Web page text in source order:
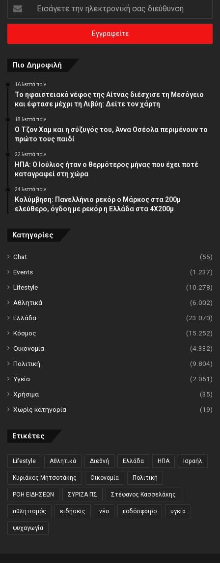
την
ηλεκτρονική
διεύθυνση
Πιο Δημοφιλή
16 λεπτά πρίν
Το ηφαιστειακό νέφος της Αίτνας διέσχισε τη Μεσόγειο
και έφτασε μέχρι τη Λιβύη: Δείτε τον χάρτη
18 λεπτά πρίν
Ο Τζον Χαμ και η σύζυγός του, Άννα Οσέολα περιμένουν το
πρώτο τους παιδί
22 λεπτά πρίν
ΗΠΑ: Ο Ιούλιος ήταν ο θερμότερος μήνας που έχει ποτέ
καταγραφεί στη χώρα
24 λεπτά πρίν
Κολύμβηση: Πανελλήνιο ρεκόρ ο Μάρκος στα 200μ
ελεύθερο, όγδοη με ρεκόρ η Ελλάδα στα 4Χ200μ
Κατηγορίες
Chat
(55)
Events
(1.237)
Lifestyle
(10.278)
Αθλητικά
(6.002)
Ελλάδα
(23.070)
Κόσμος
(15.252)
Οικονομία
(4.332)
Πολιτική
(9.804)
Υγεία
(2.061)
Χρήσιμα
(35)
Χωρίς κατηγορία
(19)
Ετικέτες
Lifestyle Αθλητικά Διεθνή Ελλάδα ΗΠΑ Ισραήλ
Κυριάκος Μητσοτάκης Οικονομία Πολιτική
ΡΟΗ ΕΙΔΗΣΕΩΝ ΣΥΡΙΖΑ ΠΣ Στέφανος Κασσελάκης
αθλητισμός ειδήσεις νέα ποδόσφαιρο υγεία
ψυχαγωγία